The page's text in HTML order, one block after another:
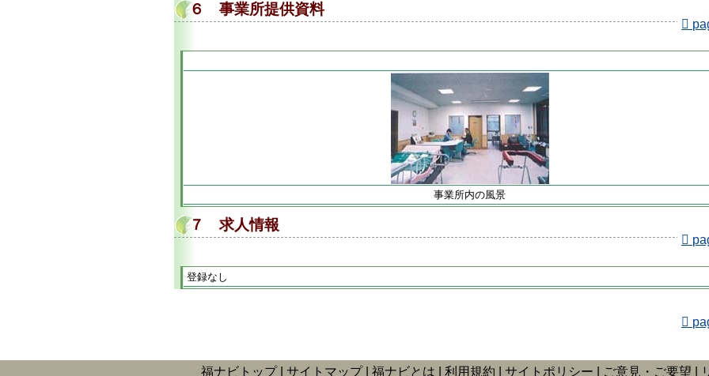
６ 事業所提供資料
事業所内の風景
７ 求人情報
登録なし
福ナビトップ サイトマップ 福ナビとは 利用規約 サイトポリシー ご意見・ご要望